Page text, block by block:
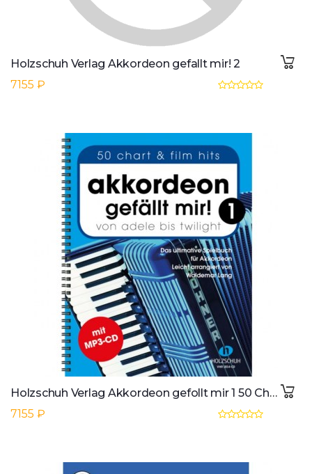
Holzschuh Verlag Akkordeon gefallt mir! 2
7155 ₽
Holzschuh Verlag Akkordeon gefollt mir 1 50 Chart&Film Hits, Lang, m.CD
7155 ₽